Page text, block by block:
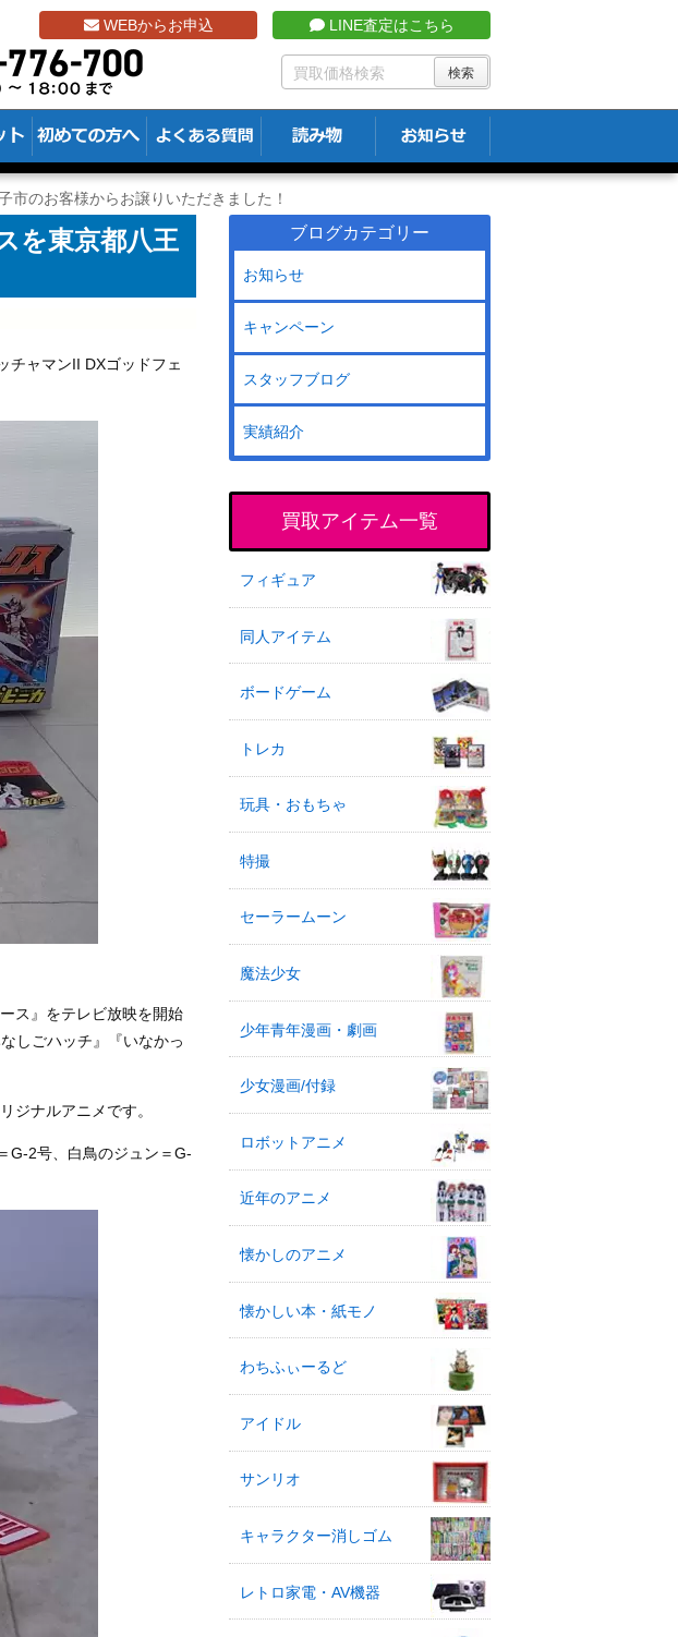
WEBからお申込 LINE査定はこちら
のお客様からお譲りいただきました！
を東京都八王
チャマンII DXゴッドフェ
ス』をテレビ放映を開始
しごハッチ』『いなかっ
ジナルアニメです。
G-2号、白鳥のジュン＝G-
ブログカテゴリー
お知らせ
キャンペーン
スタッフブログ
実績紹介
買取アイテム一覧
フィギュア
同人アイテム
ボードゲーム
トレカ
玩具・おもちゃ
特撮
セーラームーン
魔法少女
少年青年漫画・劇画
少女漫画/付録
ロボットアニメ
近年のアニメ
懐かしのアニメ
懐かしい本・紙モノ
わちふぃーるど
アイドル
サンリオ
キャラクター消しゴム
レトロ家電・AV機器